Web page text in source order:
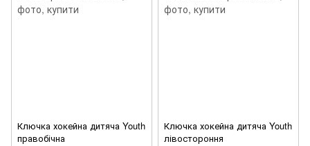
Ключка хокейна дитяча Youth
правобічна
Ключка хокейна дитяча Youth
лівостороння